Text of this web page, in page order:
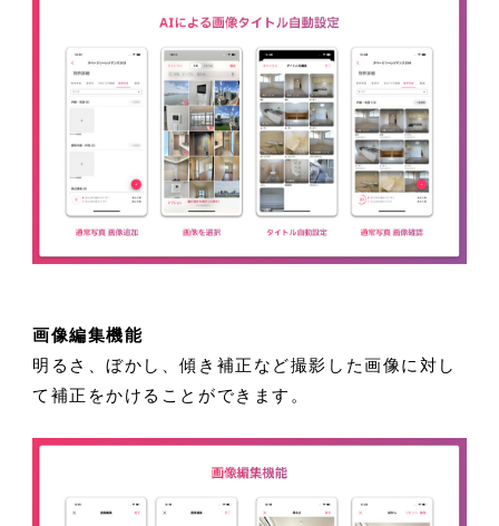
画像編集機能
明るさ、ぼかし、傾き補正など撮影した画像に対し
て補正をかけることができます。